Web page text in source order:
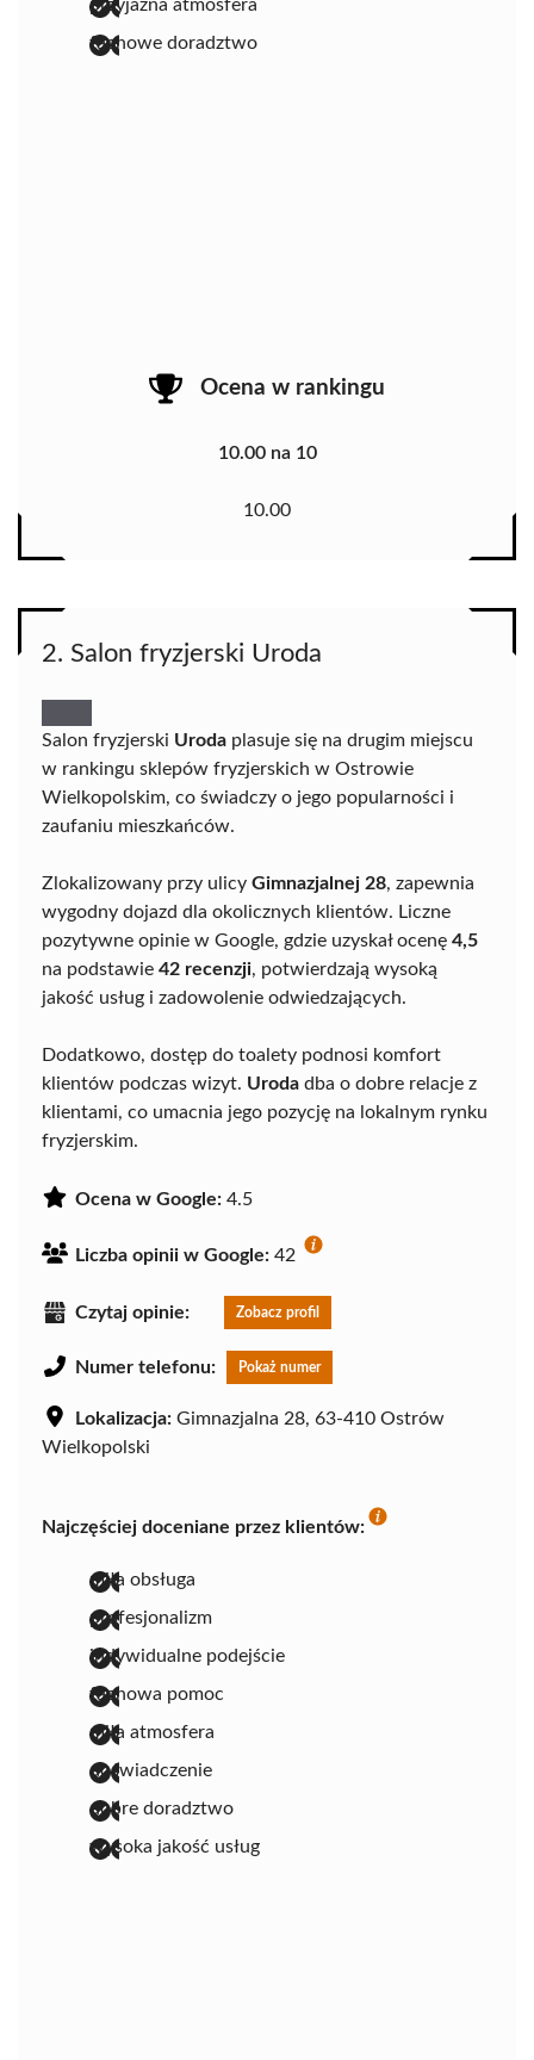
przyjazna atmosfera
fachowe doradztwo
Ocena w rankingu
10.00 na 10
10.00
2. Salon fryzjerski Uroda
Salon fryzjerski Uroda plasuje się na drugim miejscu
w rankingu sklepów fryzjerskich w Ostrowie
Wielkopolskim, co świadczy o jego popularności i
zaufaniu mieszkańców.
Zlokalizowany przy ulicy Gimnazjalnej 28, zapewnia
wygodny dojazd dla okolicznych klientów. Liczne
pozytywne opinie w Google, gdzie uzyskał ocenę 4,5
na podstawie 42 recenzji, potwierdzają wysoką
jakość usług i zadowolenie odwiedzających.
Dodatkowo, dostęp do toalety podnosi komfort
klientów podczas wizyt. Uroda dba o dobre relacje z
klientami, co umacnia jego pozycję na lokalnym rynku
fryzjerskim.
Ocena w Google: 4.5
Liczba opinii w Google: 42
Czytaj opinie: Zobacz profil
Numer telefonu: Pokaż numer
Lokalizacja: Gimnazjalna 28, 63-410 Ostrów
Wielkopolski
Najczęściej doceniane przez klientów:
miła obsługa
profesjonalizm
indywidualne podejście
fachowa pomoc
miła atmosfera
doświadczenie
dobre doradztwo
wysoka jakość usług